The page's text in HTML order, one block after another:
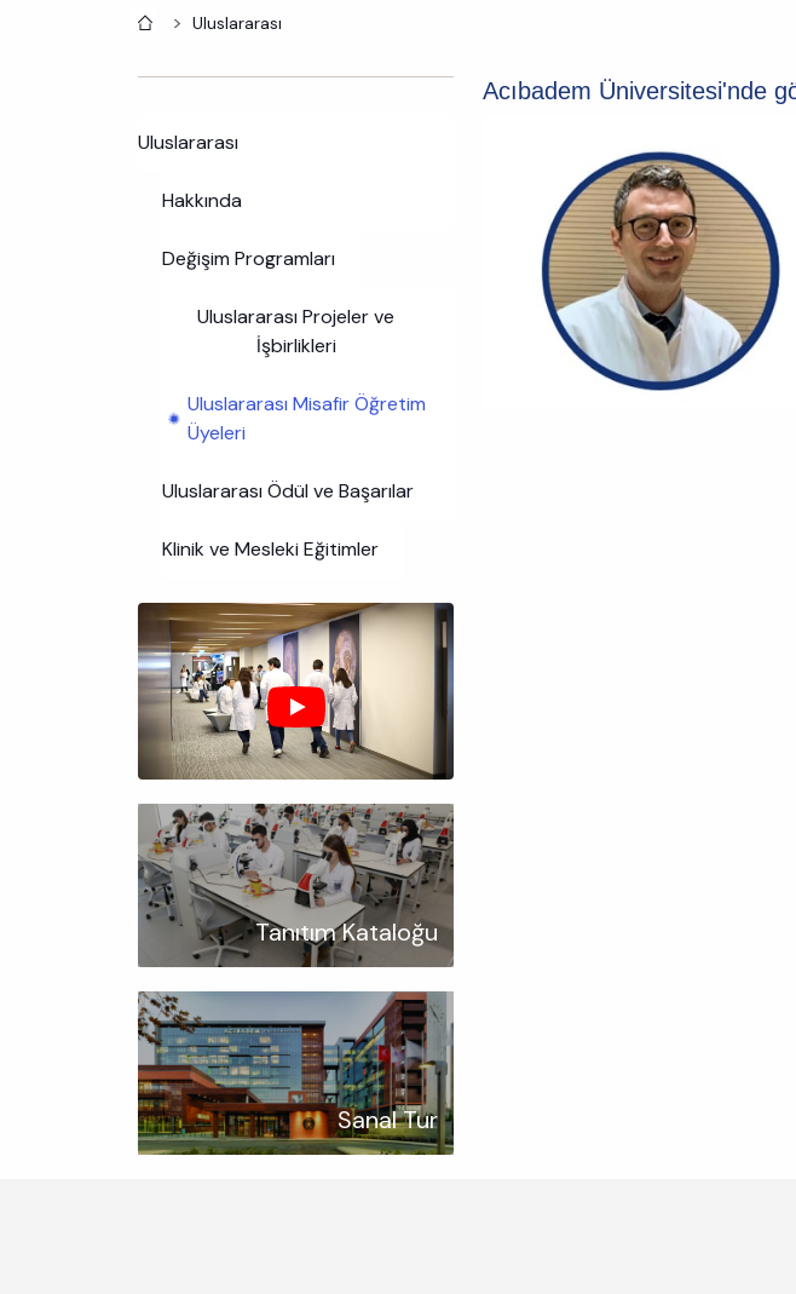
AnasayfaUluslararası
Uluslararası
Hakkında
Değişim Programları
Uluslararası Projeler ve
İşbirlikleri
Uluslararası Misafir Öğretim
Üyeleri
Uluslararası Ödül ve Başarılar
Klinik ve Mesleki Eğitimler
Tanıtım Kataloğu
Sanal Tur
Acıbadem Üniversitesi'nde